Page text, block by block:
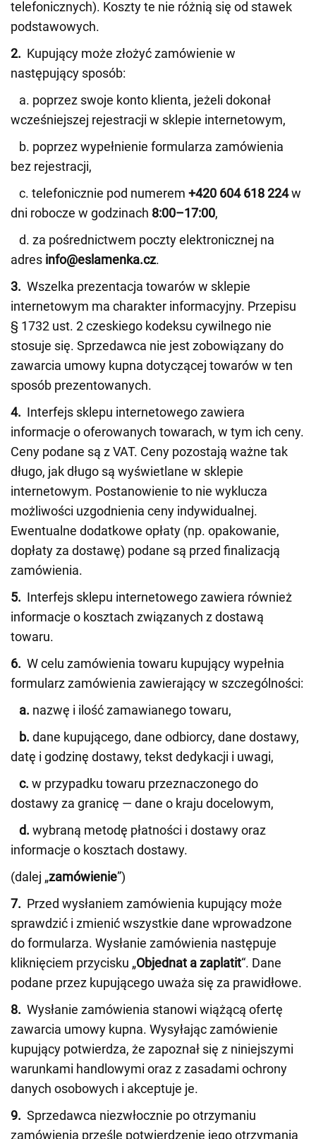
telefonicznych). Koszty te nie różnią się od stawek
podstawowych.
2. Kupujący może złożyć zamówienie w
następujący sposób:
a. poprzez swoje konto klienta, jeżeli dokonał
wcześniejszej rejestracji w sklepie internetowym,
b. poprzez wypełnienie formularza zamówienia
bez rejestracji,
c. telefonicznie pod numerem +420 604 618 224w
dni robocze w godzinach 8:00–17:00,
d. za pośrednictwem poczty elektronicznej na
adres info@eslamenka.cz.
3. Wszelka prezentacja towarów w sklepie
internetowym ma charakter informacyjny. Przepisu
§ 1732 ust. 2 czeskiego kodeksu cywilnego nie
stosuje się. Sprzedawca nie jest zobowiązany do
zawarcia umowy kupna dotyczącej towarów w ten
sposób prezentowanych.
4. Interfejs sklepu internetowego zawiera
informacje o oferowanych towarach, w tym ich ceny.
Ceny podane są z VAT. Ceny pozostają ważne tak
długo, jak długo są wyświetlane w sklepie
internetowym. Postanowienie to nie wyklucza
możliwości uzgodnienia ceny indywidualnej.
Ewentualne dodatkowe opłaty (np. opakowanie,
dopłaty za dostawę) podane są przed finalizacją
zamówienia.
5. Interfejs sklepu internetowego zawiera również
informacje o kosztach związanych z dostawą
towaru.
6. W celu zamówienia towaru kupujący wypełnia
formularz zamówienia zawierający w szczególności:
a. nazwę i ilość zamawianego towaru,
b. dane kupującego, dane odbiorcy, dane dostawy,
datę i godzinę dostawy, tekst dedykacji i uwagi,
c. w przypadku towaru przeznaczonego do
dostawy za granicę — dane o kraju docelowym,
d. wybraną metodę płatności i dostawy oraz
informacje o kosztach dostawy.
(dalej „zamówienie”)
7. Przed wysłaniem zamówienia kupujący może
sprawdzić i zmienić wszystkie dane wprowadzone
do formularza. Wysłanie zamówienia następuje
kliknięciem przycisku „Objednat a zaplatit“. Dane
podane przez kupującego uważa się za prawidłowe.
8. Wysłanie zamówienia stanowi wiążącą ofertę
zawarcia umowy kupna. Wysyłając zamówienie
kupujący potwierdza, że zapoznał się z niniejszymi
warunkami handlowymi oraz z zasadami ochrony
danych osobowych i akceptuje je.
9. Sprzedawca niezwłocznie po otrzymaniu
zamówienia prześle potwierdzenie jego otrzymania